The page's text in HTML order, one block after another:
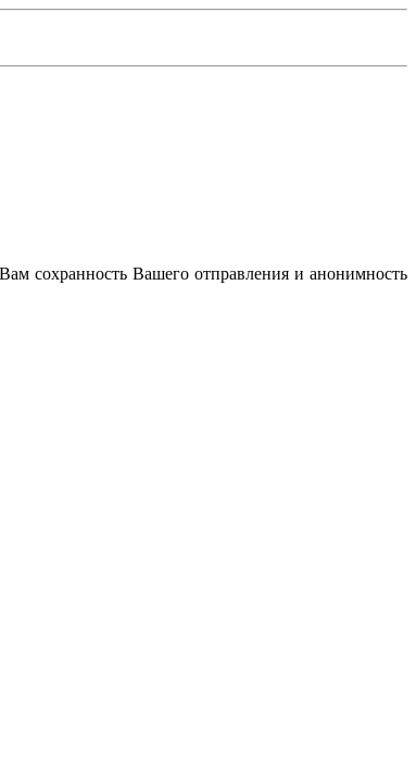
сохранность Вашего отправления и анонимность